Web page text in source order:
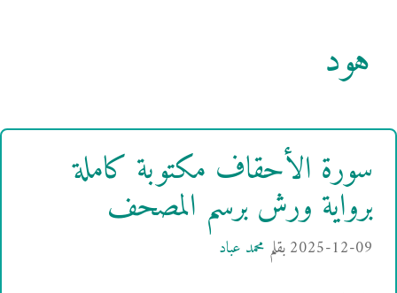
هود
سورة الأحقاف مكتوبة كاملة
برواية ورش برسم المصحف
2025-12-09بقلم محمد عباد